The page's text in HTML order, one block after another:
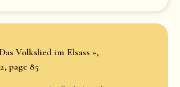
Volkslied im Elsass »,
page 85